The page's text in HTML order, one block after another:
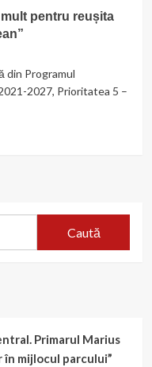
pentru reușita
din Programul
2027, Prioritatea 5 –
Primarul Marius
în mijlocul parcului”